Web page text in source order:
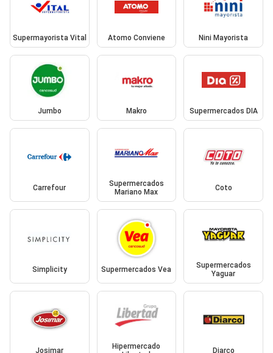
Supermayorista Vital Atomo Conviene Nini Mayorista
Jumbo Makro Supermercados DIA
Carrefour
Supermercados
Mariano Max
Coto
Simplicity Supermercados Vea
Supermercados
Yaguar
Josimar
Hipermercado
Diarco